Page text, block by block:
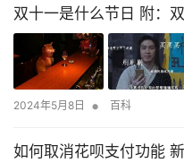
双十一是什么节日 附：
2024年5月8日 • 百科
如何取消花呗支付功能